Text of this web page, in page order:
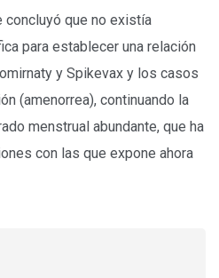
concluyó que no existía
para establecer una relación
y Spikevax y los casos
(amenorrea), continuando la
menstrual abundante, que ha
con las que expone ahora